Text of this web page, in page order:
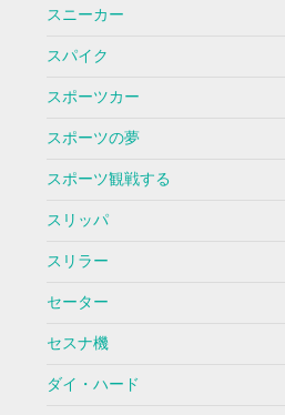
スニーカー
スパイク
スポーツカー
スポーツの夢
スポーツ観戦する
スリッパ
スリラー
セーター
セスナ機
ダイ・ハード